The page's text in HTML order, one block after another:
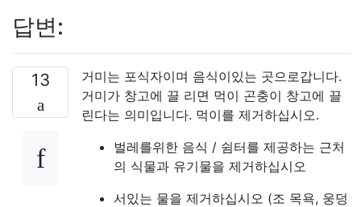
답변:
13
거미는 포식자이며 음식이있는 곳으로갑니다.
거미가 창고에 끌 리면 먹이 곤충이 창고에 끌
린다는 의미입니다. 먹이를 제거하십시오.
벌레를위한 음식 / 쉼터를 제공하는 근처
의 식물과 유기물을 제거하십시오
서있는 물을 제거하십시오 (조 목욕, 웅덩